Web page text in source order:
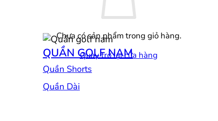
Chưa có sản phẩm trong giỏ hàng.
Quay trở lại cửa hàng
QUẦN GOLF NAM
Quần Shorts
Quần Dài